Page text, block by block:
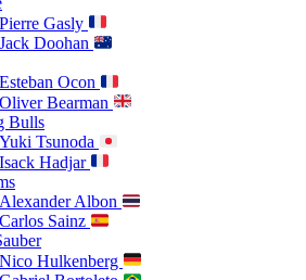
Pierre Gasly
Jack Doohan
Esteban Ocon
Oliver Bearman
Bulls
Yuki Tsunoda
Isack Hadjar
Alexander Albon
Carlos Sainz
Nico Hulkenberg